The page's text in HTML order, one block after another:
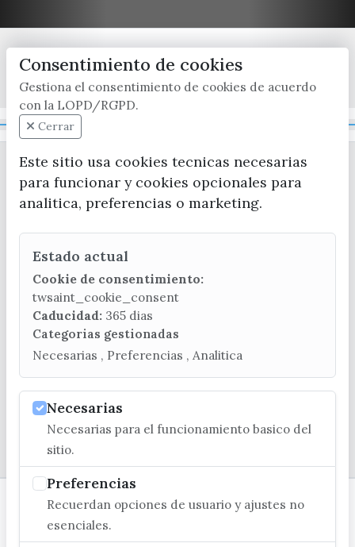
x / twitter facebook youtube instagram
CONTACTA CON LA OFICINA DE TURISMO
(+34) 952 541 104
turismo@velezmalaga.es
C/ Poniente, 2. CP 29740 - Torre del Mar
Consentimiento de cookies
Gestiona el consentimiento de cookies de acuerdo
con la LOPD/RGPD.
Cerrar
Este sitio usa cookies tecnicas necesarias
para funcionar y cookies opcionales para
analitica, preferencias o marketing.
Estado actual
Cookie de consentimiento:
twsaint_cookie_consent
Caducidad: 365 dias
Categorias gestionadas
Necesarias , Preferencias , Analitica
Necesarias
Necesarias para el funcionamiento basico del
sitio.
Preferencias
Recuerdan opciones de usuario y ajustes no
esenciales.